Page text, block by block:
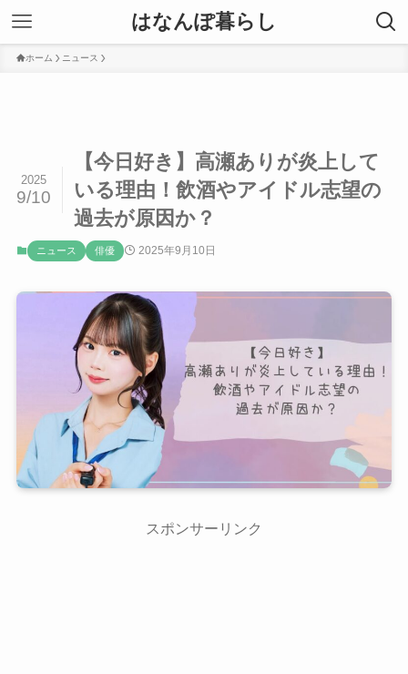
はなんぽ暮らし
ホーム ニュース
【今日好き】高瀬ありが炎上して
いる理由！飲酒やアイドル志望の
過去が原因か？
2025
9/10
ニュース 俳優 2025年9月10日
スポンサーリンク